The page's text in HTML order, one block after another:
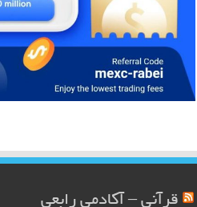
قرآنی – آکادمی رابعی